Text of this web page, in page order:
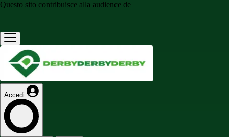
Questo sito contribuisce alla audience de
Accedi